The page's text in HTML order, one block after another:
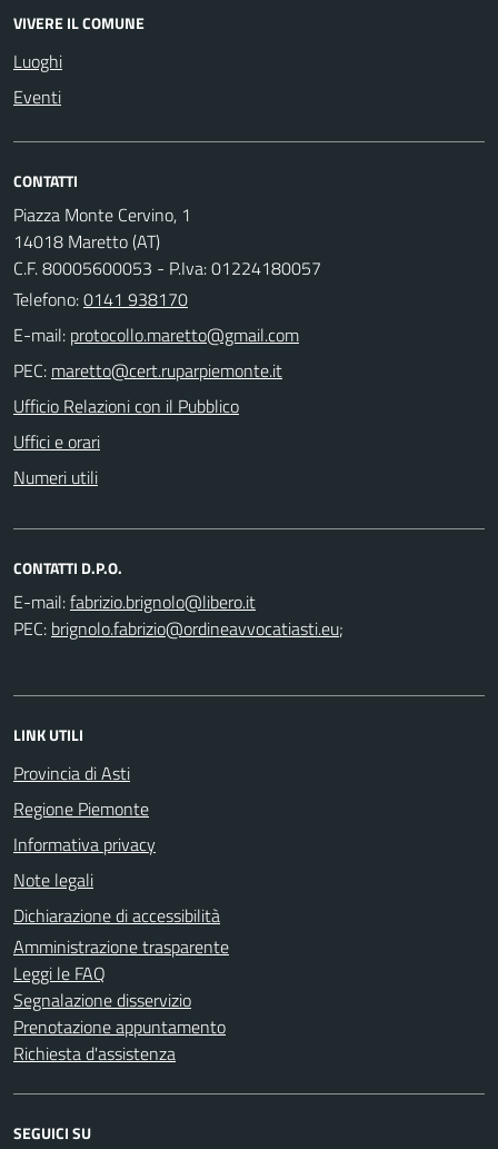
VIVERE IL COMUNE
Luoghi
Eventi
CONTATTI
Piazza Monte Cervino, 1
14018 Maretto (AT)
C.F. 80005600053 - P.Iva: 01224180057
Telefono:0141 938170
E-mail:
PEC:
Ufficio Relazioni con il Pubblico
Uffici e orari
Numeri utili
CONTATTI D.P.O.
E-mail:
PEC:
;
LINK UTILI
Provincia di Asti
Regione Piemonte
Informativa privacy
Note legali
Dichiarazione di accessibilità
Amministrazione trasparente
Leggi le FAQ
Segnalazione disservizio
Prenotazione appuntamento
Richiesta d'assistenza
SEGUICI SU